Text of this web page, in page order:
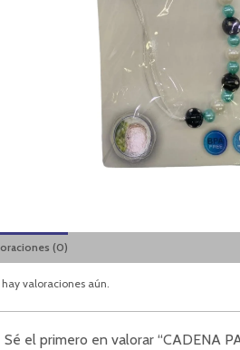
(0)
valoraciones aún.
Sé el primero en valorar “CADENA